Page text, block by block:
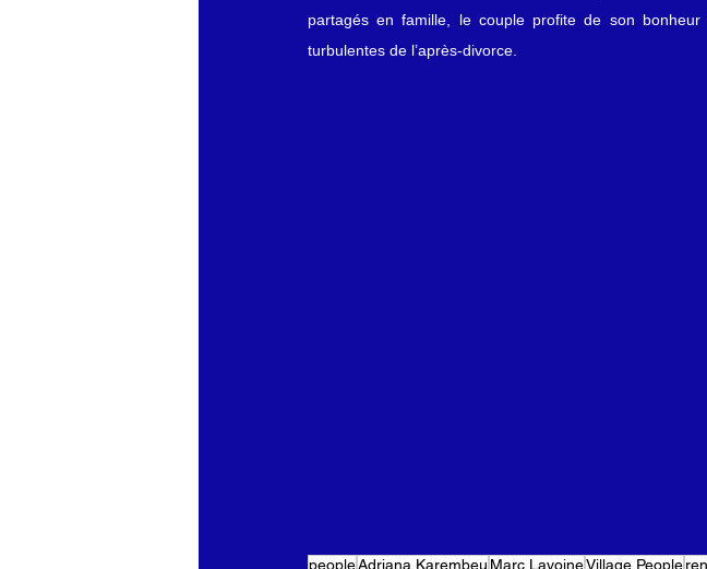
partagés en famille, le couple profite de son
turbulentes de l’après-divorce.
peopleAdriana Karembeu Marc LavoineVillage People